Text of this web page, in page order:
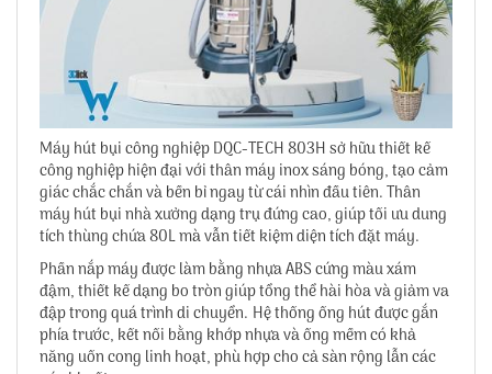
Máy hút bụi công nghiệp DQC-TECH 803H sở hữu thiết kế
công nghiệp hiện đại với thân máy inox sáng bóng, tạo cảm
giác chắc chắn và bền bỉ ngay từ cái nhìn đầu tiên. Thân
máy hút bụi nhà xưởng dạng trụ đứng cao, giúp tối ưu dung
tích thùng chứa 80L mà vẫn tiết kiệm diện tích đặt máy.
Phần nắp máy được làm bằng nhựa ABS cứng màu xám
đậm, thiết kế dạng bo tròn giúp tổng thể hài hòa và giảm va
đập trong quá trình di chuyển. Hệ thống ống hút được gắn
phía trước, kết nối bằng khớp nhựa và ống mềm có khả
năng uốn cong linh hoạt, phù hợp cho cả sàn rộng lẫn các